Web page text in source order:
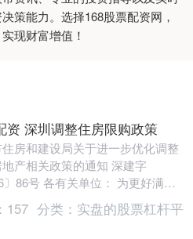
策能力。选择168股票配资网，
现财富增值！
资 深圳调整住房限购政策
房和建设局关于进一步优化调整
产相关政策的通知 深建字
〕86号 各有关单位： 为更好满足
性和改善性住房需求，促进房地产
健康....
157 分类： 实盘的股票杠杆平